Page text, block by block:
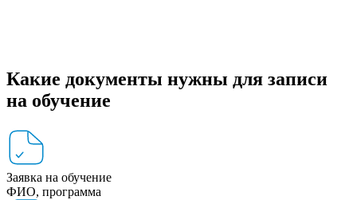
Какие документы нужны для записи
на обучение
Заявка на обучение
ФИО, программа